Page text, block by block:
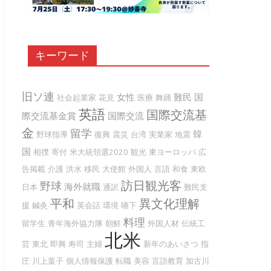
キーワード
旧ソ連 社会起業家 花見 女性 医療 舞踊 難民 国
際交流基金賞 英語 国際交流 国際交流基
金 野球指導 留学 復興 震災 台湾 実業家 地震 韓
国 相撲 寄付 米大統領選2020 観光 東ヨーロッパ 広
告掲載 介護 洪水 移民 大使館 外国人 言語 和食 東欧
日本 野球 海外就職 通訳 訪日観光客 難民支
援 鍼灸 平和 英会話 環境 嚥下 異文化理解
留学生 青年海外協力隊 朝鮮 料理 外国人材 伝統工
芸 東北 即興 寿司 主婦 北米 新年のあいさつ 指
圧 川上葉子 個人情報保護 転職 美容 言語教育 加古川